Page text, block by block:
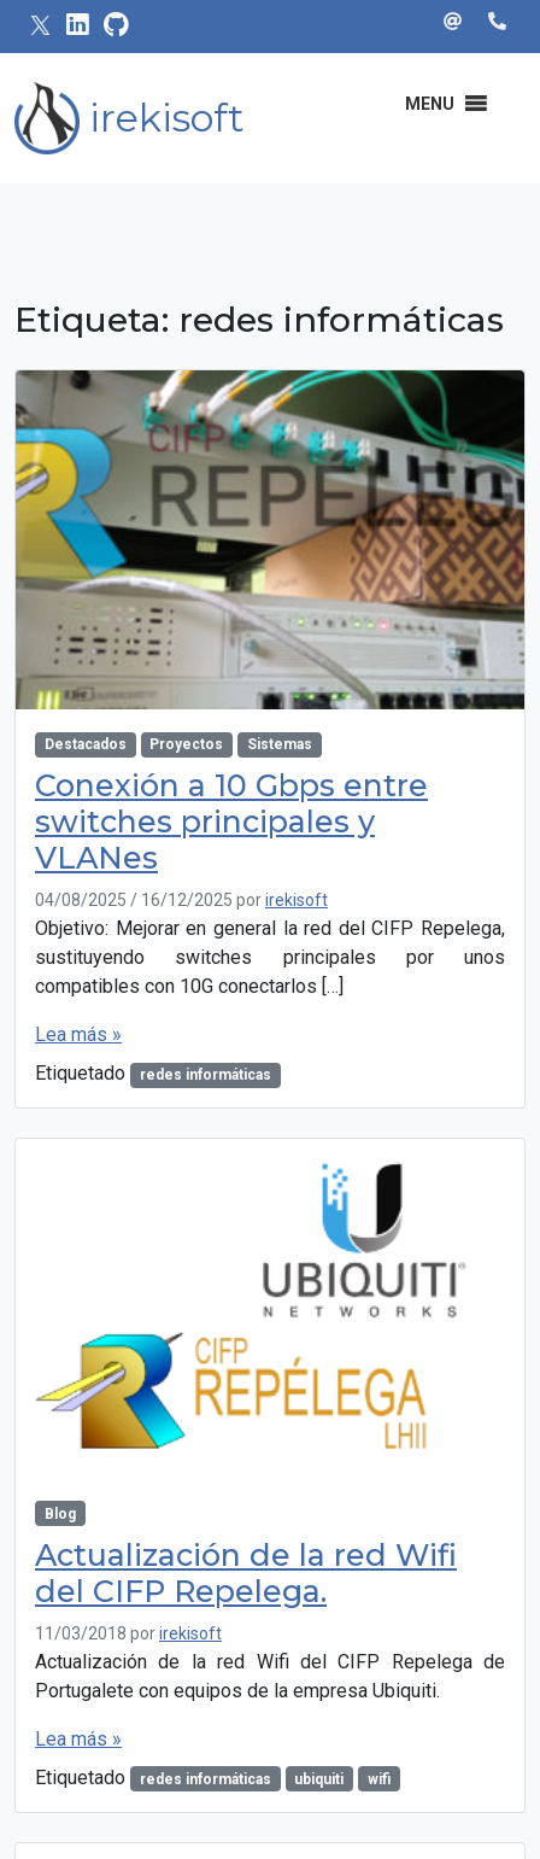
irekisoft MENU
Etiqueta: redes informáticas
Destacados Proyectos Sistemas
Conexión a 10 Gbps entre
switches principales y
VLANes
04/08/2025 / 16/12/2025 porirekisoft
Objetivo: Mejorar en general la red del CIFP Repelega,
sustituyendo switches principales por unos
compatibles con 10G conectarlos […]
Lea más »
Etiquetado
redes informáticas
Blog
Actualización de la red Wifi
del CIFP Repelega.
11/03/2018 porirekisoft
Actualización de la red Wifi del CIFP Repelega de
Portugalete con equipos de la empresa Ubiquiti.
Lea más »
Etiquetado
redes informáticas ubiquiti wifi